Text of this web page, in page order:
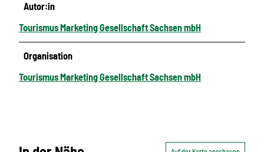
Autor:in
Tourismus Marketing Gesellschaft Sachsen mbH
Organisation
Tourismus Marketing Gesellschaft Sachsen mbH